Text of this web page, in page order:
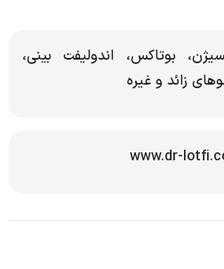
بوتاکس، اندولیفت بینی،
زائد و غیره